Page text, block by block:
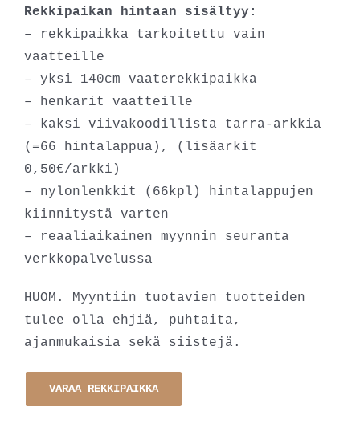
Rekkipaikan hintaan sisältyy:
– rekkipaikka tarkoitettu vain
vaatteille
– yksi 140cm vaaterekkipaikka
– henkarit vaatteille
– kaksi viivakoodillista tarra-arkkia
(=66 hintalappua), (lisäarkit
0,50€/arkki)
– nylonlenkkit (66kpl) hintalappujen
kiinnitystä varten
– reaaliaikainen myynnin seuranta
verkkopalvelussa
HUOM. Myyntiin tuotavien tuotteiden
tulee olla ehjiä, puhtaita,
ajanmukaisia sekä siistejä.
VARAA REKKIPAIKKA